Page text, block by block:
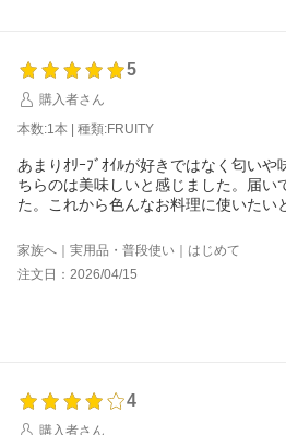
5
購入者さん
本数:1本 | 種類:FRUITY
あまりｵﾘｰﾌﾞｵｲﾙが好きではなく匂いや
ちらのは美味しいと感じました。届い
た。これから色んなお料理に使いたい
家族へ｜実用品・普段使い｜はじめて
注文日：2026/04/15
4
購入者さん